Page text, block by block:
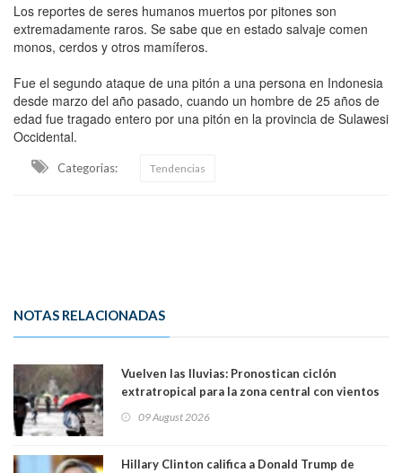
Los reportes de seres humanos muertos por pitones son
extremadamente raros. Se sabe que en estado salvaje comen
monos, cerdos y otros mamí­feros.
Fue el segundo ataque de una pitón a una persona en Indonesia
desde marzo del año pasado, cuando un hombre de 25 años de
edad fue tragado entero por una pitón en la provincia de Sulawesi
Occidental.
Categorias: Tendencias
NOTAS RELACIONADAS
Vuelven las lluvias: Pronostican ciclón
extratropical para la zona central con vientos
09 August 2026
Hillary Clinton califica a Donald Trump de